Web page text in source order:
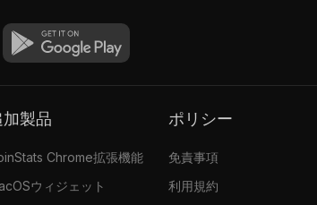
追加製品
Chrome拡張機能
ウィジェット
ポリシー
免責事項
利用規約